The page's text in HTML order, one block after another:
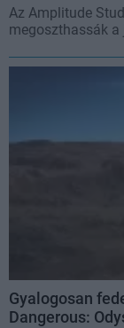
Az Amplitude
megoszthassák
Gyalogosan
Dangerous: